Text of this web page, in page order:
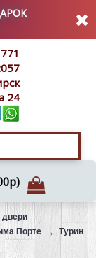
24
Порте
Турин